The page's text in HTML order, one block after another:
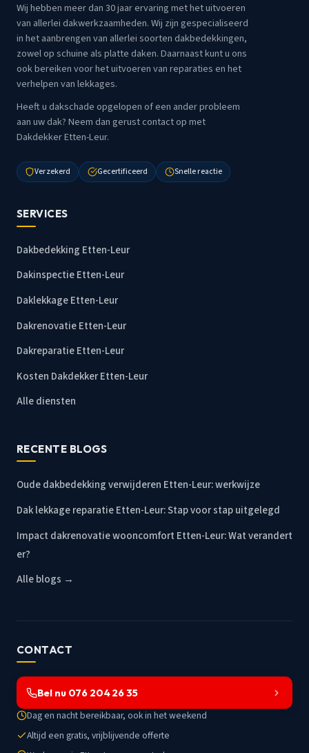
Wij hebben meer dan 30 jaar ervaring met het uitvoeren
van allerlei dakwerkzaamheden. Wij zijn gespecialiseerd
in het aanbrengen van allerlei soorten dakbedekkingen,
zowel op schuine als platte daken. Daarnaast kunt u ons
ook bereiken voor het uitvoeren van reparaties en het
verhelpen van lekkages.
Heeft u dakschade opgelopen of een ander probleem
aan uw dak? Neem dan gerust contact op met
Dakdekker Etten-Leur.
Verzekerd Gecertificeerd Snelle reactie
SERVICES
Dakbedekking Etten-Leur
Dakinspectie Etten-Leur
Daklekkage Etten-Leur
Dakrenovatie Etten-Leur
Dakreparatie Etten-Leur
Kosten Dakdekker Etten-Leur
Alle diensten
RECENTE BLOGS
Oude dakbedekking verwijderen Etten-Leur: werkwijze
Dak lekkage reparatie Etten-Leur: Stap voor stap uitgelegd
Impact dakrenovatie wooncomfort Etten-Leur: Wat verandert
er?
Alle blogs →
CONTACT
Bel nu 076 204 26 35
Dag en nacht bereikbaar, ook in het weekend
Altijd een gratis, vrijblijvende offerte